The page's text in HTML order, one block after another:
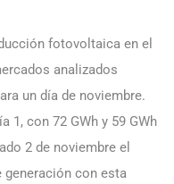
fotovoltaica en el
analizados
un día de noviembre.
1, con 72 GWh y 59 GWh
2 de noviembre el
con esta